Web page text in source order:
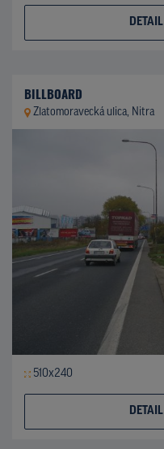
DETAIL
BILLBOARD
Zlatomoravecká ulica, Nitra
510x240
DETAIL